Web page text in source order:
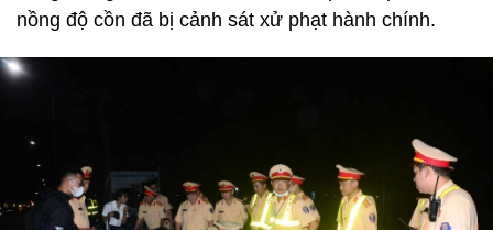
nồng độ cồn đã bị cảnh sát xử phạt hành chính.